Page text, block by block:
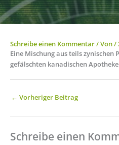
Schreibe einen Kommentar/ Von/
Eine Mischung aus teils zynischen
gefälschten kanadischen
← Vorheriger Beitrag
Schreibe einen